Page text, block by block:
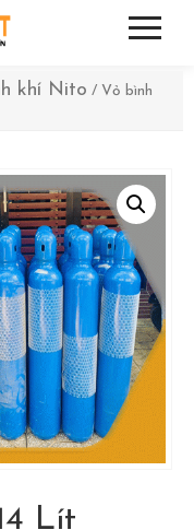
khí Nito / Vỏ bình
Lít